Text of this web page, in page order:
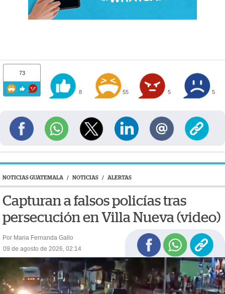
73
8 55 5 5
NOTICIAS GUATEMALA / NOTICIAS / ALERTAS
Capturan a falsos policías tras
persecución en Villa Nueva (video)
Por Maria Fernanda Gallo
09 de agosto de 2026, 02:14